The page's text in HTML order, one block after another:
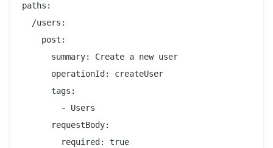
paths:
  /users:
    post:
      summary: Create a new user
      operationId: createUser
      tags:
        - Users
      requestBody:
        required: true